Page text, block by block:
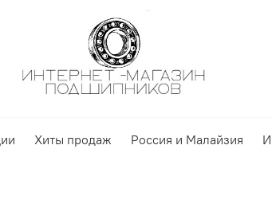
Хиты продаж Россия и Малайзия